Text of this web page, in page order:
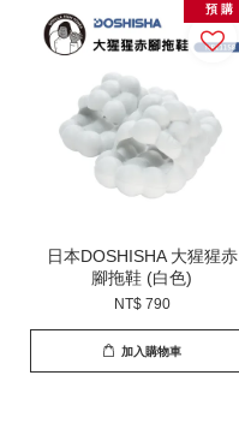
預 購
日本DOSHISHA 大猩猩赤
腳拖鞋 (白色)
NT$ 790
加入購物車